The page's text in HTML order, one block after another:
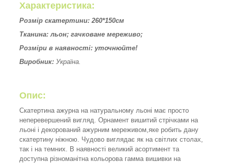
Характеристика:
Розмір скатертини: 260*150см
Тканина: льон; гачковане мереживо;
Розміри в наявності: уточнюйте!
Виробник: Україна.
Опис:
Скатертина ажурна на натуральному льоні має просто
неперевершений вигляд. Орнамент вишитий стрічками на
льоні і декорований ажурним мереживом,яке робить дану
скатертину ніжною. Чудово виглядає як на світлих столах,
так і на темних. В наявності великий асортимент та
доступна різноманітна кольорова гамма вишивки на